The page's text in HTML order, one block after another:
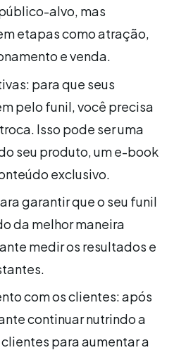
alvo, mas
etapas como atração,
e venda.
para que seus
pelo funil, você precisa
Isso pode ser uma
seu produto, um e-book
exclusivo.
garantir que o seu funil
da melhor maneira
medir os resultados e
com os clientes: após
continuar nutrindo a
para aumentar a